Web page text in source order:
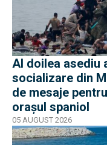
Al doilea asediu
socializare din
de mesaje
orașul spaniol
05 AUGUST 2026